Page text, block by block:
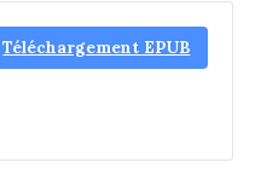
Téléchargement EPUB